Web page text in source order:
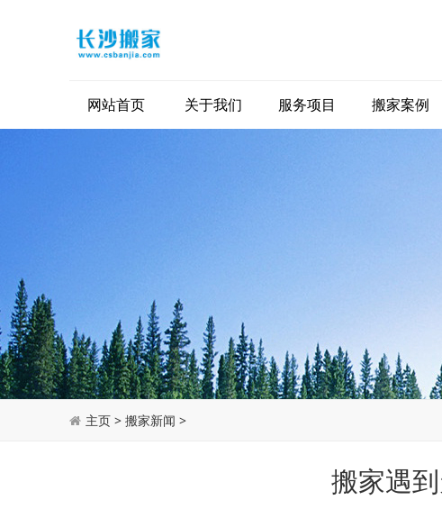
网站首页 关于我们 服务项目 搬家案例
主页 > 搬家新闻 >
搬家遇